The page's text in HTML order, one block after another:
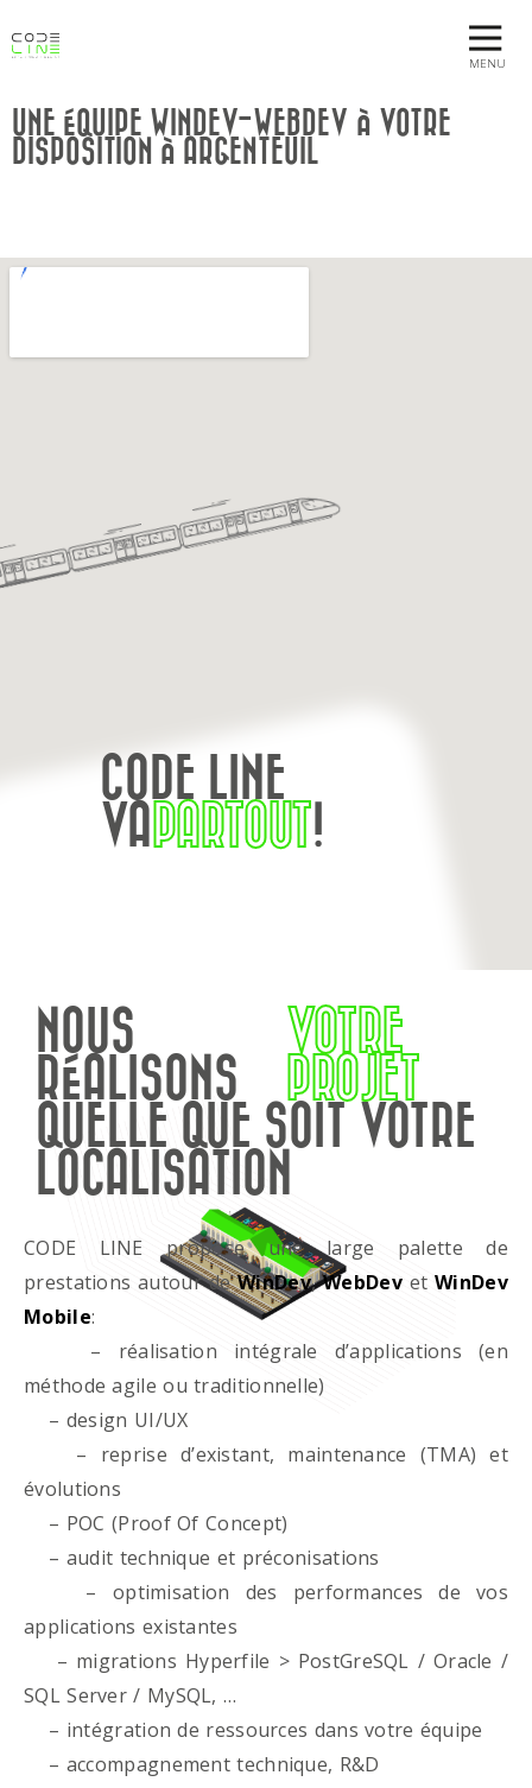
MENU
UNE ÉQUIPE WINDEV-WEBDEV À VOTRE
DISPOSITION À ARGENTEUIL
CODE LINE
VAPARTOUT!
NOUS
RÉALISONS
VOTRE
PROJET
QUELLE QUE SOIT VOTRE
LOCALISATION
CODE LINE propose une large palette de
prestations autour deWinDev,WebDevet WinDev
Mobile:
– réalisation intégrale d’applications (en
méthode agile ou traditionnelle)
– design UI/UX
– reprise d’existant, maintenance (TMA) et
évolutions
– POC (Proof Of Concept)
– audit technique et préconisations
– optimisation des performances de vos
applications existantes
– migrations Hyperfile > PostGreSQL / Oracle /
SQL Server / MySQL, …
– intégration de ressources dans votre équipe
– accompagnement technique, R&D